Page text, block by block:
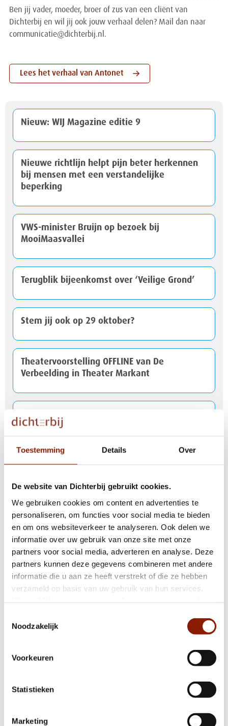
Toestemming Details Over
De website van Dichterbij gebruikt cookies.
We gebruiken cookies om content en advertenties te
personaliseren, om functies voor social media te bieden
en om ons websiteverkeer te analyseren. Ook delen we
informatie over uw gebruik van onze site met onze
partners voor social media, adverteren en analyse. Deze
partners kunnen deze gegevens combineren met andere
informatie die u aan ze heeft verstrekt of die ze hebben
verzameld op basis van uw gebruik van hun services.
Op onzeprivacypagina
kunt u meer lezen over onze
cookies en via de cookie-instellingen button linksonder op
onze website kan je je toestemming op elk moment
wijzigen.
Noodzakelijk
Voorkeuren
Statistieken
Marketing
Nieuw: WIJ Magazine editie 9
Nieuwe richtlijn helpt pijn beter herkennen
bij mensen met een verstandelijke
beperking
VWS-minister Bruijn op bezoek bij
MooiMaasvallei
Terugblik bijeenkomst over ‘Veilige Grond’
Stem jij ook op 29 oktober?
Theatervoorstelling OFFLINE van De
Verbeelding in Theater Markant
Verkiezingen: alles over stemmen
“Voeding raakt álles”
Het maakt niet uit wat je van elkaar bent,
maar wat je voor elkaar betekent
Verhaal: Bingo bij de buren van de
Reigerdonk in Veghel
Ben jij vader, moeder, broer of zus van een cliënt van
Dichterbij en wil jij ook jouw verhaal delen? Mail dan naar
communicatie@dichterbij.nl.
Lees het verhaal van Antonet
Deel deze pagina: